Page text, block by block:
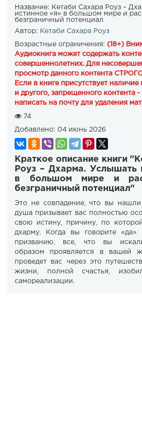
Название: Кетаби Сахара Роуз –
истинное «я» в большом мире и
безграничный потенциал
Автор: Кетаби Сахара Роуз
Возрастные ограничения: (18+)
Аудиокнига может содержать
совершеннолетних. Для
просмотр данного контента
Если в книге присутствует
и другого, запрещенного контента
написать на почту для удаления
74
Добавлено: 04 июнь 2026
Краткое описание книги
Роуз – Дхарма. Услышать
в большом мире и
безграничный потенциал"
Это не совпадение, что вы
душа призывает вас полностью
свою истину, причину, по
дхарму. Когда вы говорите
призванию, все, что вы
образом проявляется в вашей
проведет вас через это
жизни, полной счастья,
самореализации.